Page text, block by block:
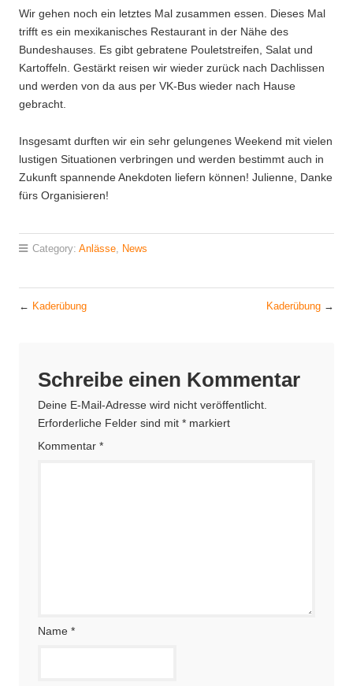
Wir gehen noch ein letztes Mal zusammen essen. Dieses Mal
trifft es ein mexikanisches Restaurant in der Nähe des
Bundeshauses. Es gibt gebratene Pouletstreifen, Salat und
Kartoffeln. Gestärkt reisen wir wieder zurück nach Dachlissen
und werden von da aus per VK-Bus wieder nach Hause
gebracht.
Insgesamt durften wir ein sehr gelungenes Weekend mit vielen
lustigen Situationen verbringen und werden bestimmt auch in
Zukunft spannende Anekdoten liefern können! Julienne, Danke
fürs Organisieren!
Category: Anlässe News
← Kaderübung Kaderübung →
Schreibe einen Kommentar
Deine E-Mail-Adresse wird nicht veröffentlicht.
Erforderliche Felder sind mit * markiert
Kommentar *
Name *